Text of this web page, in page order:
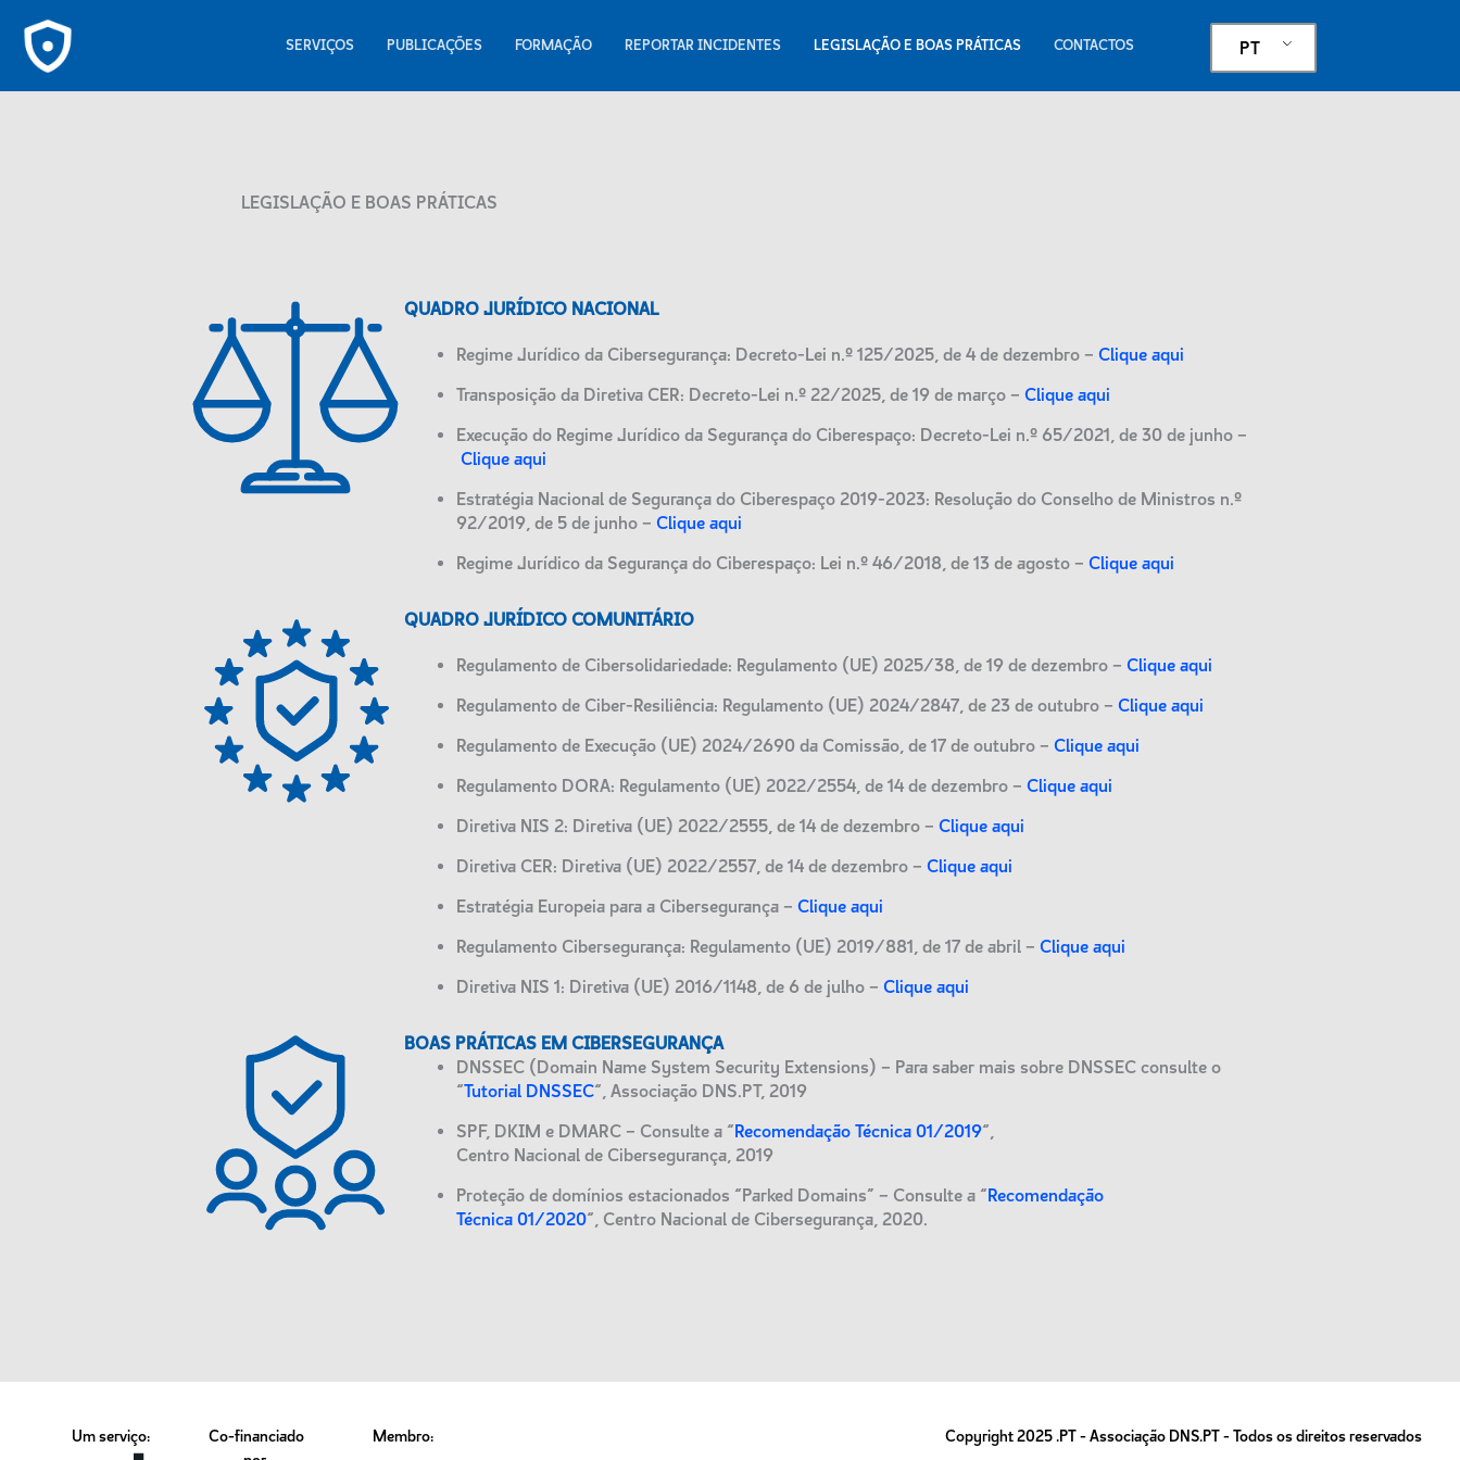
content
SERVIÇOS PUBLICAÇÕES FORMAÇÃO REPORTAR INCIDENTES LEGISLAÇÃO E BOAS PRÁTICAS CONTACTOS PT
LEGISLAÇÃO E BOAS PRÁTICAS
QUADRO JURÍDICO NACIONAL
Regime Jurídico da Cibersegurança: Decreto-Lei n.º 125/2025, de 4 de dezembro – Clique aqui
Transposição da Diretiva CER: Decreto-Lei n.º 22/2025, de 19 de março – Clique aqui
Execução do Regime Jurídico da Segurança do Ciberespaço: Decreto-Lei n.º 65/2021, de 30 de junho –
Clique aqui
Estratégia Nacional de Segurança do Ciberespaço 2019-2023: Resolução do Conselho de Ministros n.º
92/2019, de 5 de junho – Clique aqui
Regime Jurídico da Segurança do Ciberespaço: Lei n.º 46/2018, de 13 de agosto – Clique aqui
QUADRO JURÍDICO COMUNITÁRIO
Regulamento de Cibersolidariedade: Regulamento (UE) 2025/38, de 19 de dezembro – Clique aqui
Regulamento de Ciber-Resiliência: Regulamento (UE) 2024/2847, de 23 de outubro – Clique aqui
Regulamento de Execução (UE) 2024/2690 da Comissão, de 17 de outubro – Clique aqui
Regulamento DORA: Regulamento (UE) 2022/2554, de 14 de dezembro – Clique aqui
Diretiva NIS 2: Diretiva (UE) 2022/2555, de 14 de dezembro – Clique aqui
Diretiva CER: Diretiva (UE) 2022/2557, de 14 de dezembro – Clique aqui
Estratégia Europeia para a Cibersegurança – Clique aqui
Regulamento Cibersegurança: Regulamento (UE) 2019/881, de 17 de abril – Clique aqui
Diretiva NIS 1: Diretiva (UE) 2016/1148, de 6 de julho – Clique aqui
BOAS PRÁTICAS EM CIBERSEGURANÇA
DNSSEC (Domain Name System Security Extensions) – Para saber mais sobre DNSSEC consulte o
“Tutorial DNSSEC“, Associação DNS.PT, 2019
SPF, DKIM e DMARC – Consulte a “Recomendação Técnica 01/2019“,
Centro Nacional de Cibersegurança, 2019
Proteção de domínios estacionados “Parked Domains” – Consulte a “Recomendação
Técnica 01/2020“, Centro Nacional de Cibersegurança, 2020.
Um serviço:
Co-financiado
Membro: Copyright 2025 .PT - Associação DNS.PT - Todos os direitos reservados